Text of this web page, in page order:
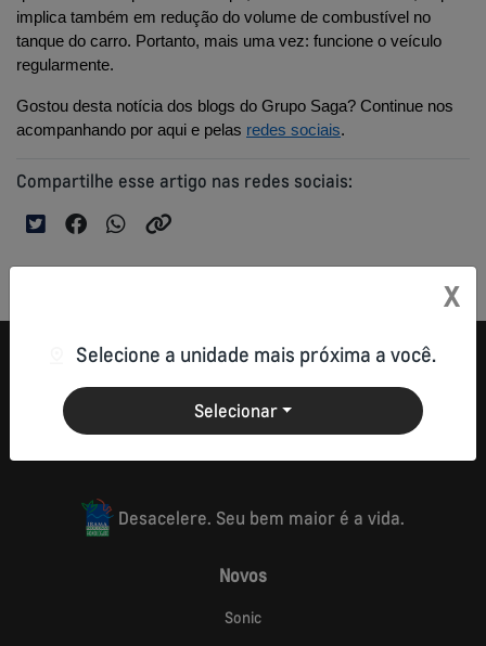
implica também em redução do volume de combustível no
tanque do carro. Portanto, mais uma vez: funcione o veículo
regularmente.
Gostou desta notícia dos blogs do Grupo Saga? Continue nos
acompanhando por aqui e pelas redes sociais.
Compartilhe esse artigo nas redes sociais:
Desacelere. Seu bem maior é a vida.
Novos
Sonic
X
Selecione a unidade mais próxima a você.
Selecionar